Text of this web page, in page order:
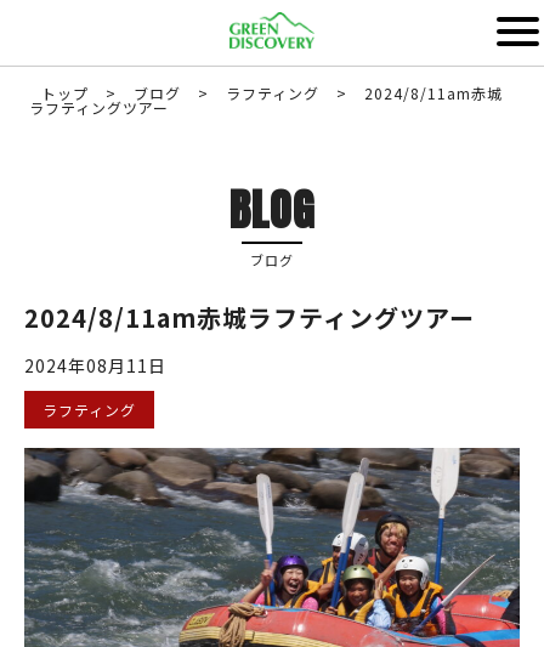
トップ > ブログ > ラフティング > 2024/8/11am赤城
ラフティングツアー
BLOG
ブログ
2024/8/11am赤城ラフティングツアー
2024年08月11日
ラフティング